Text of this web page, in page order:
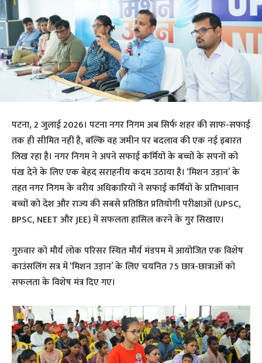
पटना, 2 जुलाई 2026। पटना नगर निगम अब सिर्फ शहर की साफ-सफाई
तक ही सीमित नहीं है, बल्कि वह जमीन पर बदलाव की एक नई इबारत
लिख रहा है। नगर निगम ने अपने सफाई कर्मियों के बच्चों के सपनों को
पंख देने के लिए एक बेहद सराहनीय कदम उठाया है। ‘मिशन उड़ान’ के
तहत नगर निगम के वरीय अधिकारियों ने सफाई कर्मियों के प्रतिभावान
बच्चों को देश और राज्य की सबसे प्रतिष्ठित प्रतियोगी परीक्षाओं (UPSC,
BPSC, NEET और JEE) में सफलता हासिल करने के गुर सिखाए।
गुरुवार को मौर्य लोक परिसर स्थित मौर्य मंडपम में आयोजित एक विशेष
काउंसलिंग सत्र में ‘मिशन उड़ान’ के लिए चयनित 75 छात्र-छात्राओं को
सफलता के विशेष मंत्र दिए गए।